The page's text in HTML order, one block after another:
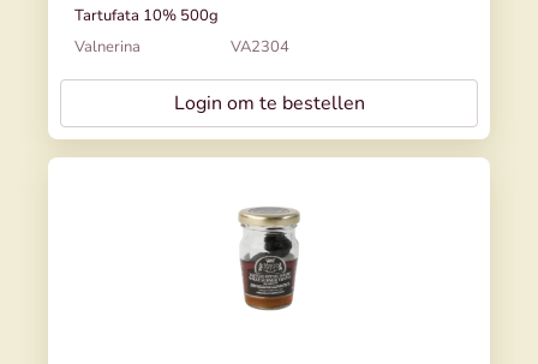
Tartufata 10% 500g
Valnerina
VA2304
Login om te bestellen